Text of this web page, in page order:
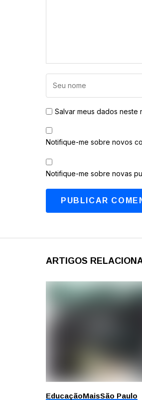
Salvar meus dados neste
Notifique-me sobre novos
Notifique-me sobre novas
ARTIGOS
EducaçãoMaisSão Paulo